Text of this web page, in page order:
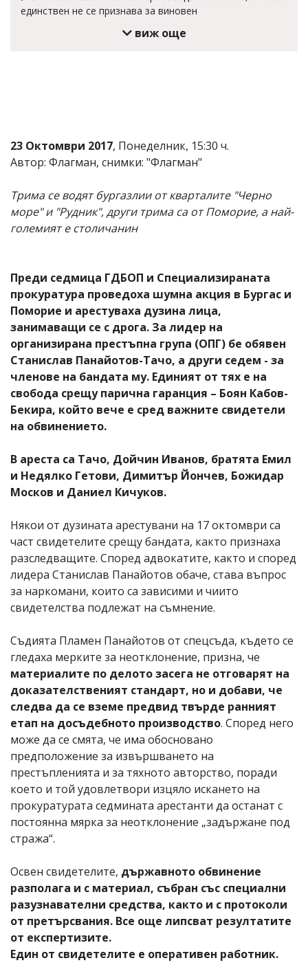
сигнализирайте
единствен не се признава за виновен
виж още
23 Октомври 2017, Понеделник, 15:30 ч.
Автор: Флагман, снимки: "Флагман"
Трима се водят бургазлии от кварталите "Черно
море" и "Рудник", други трима са от Поморие, а най-
големият е столичанин
Преди седмица ГДБОП и Специализираната
прокуратура проведоха шумна акция в Бургас и
Поморие и арестуваха дузина лица,
занимаващи се с дрога. За лидер на
организирана престъпна група (ОПГ) бе обявен
Станислав Панайотов-Тачо, а други седем - за
членове на бандата му. Единият от тях е на
свобода срещу парична гаранция – Боян Кабов-
Бекира, който вече е сред важните свидетели
на обвинението.
В ареста са Тачо, Дойчин Иванов, братята Емил
и Недялко Гетови, Димитър Йончев, Божидар
Москов и Даниел Кичуков.
Някои от дузината арестувани на 17 октомври са
част свидетелите срещу бандата, както признаха
разследващите. Според адвокатите, както и според
лидера Станислав Панайотов обаче, става въпрос
за наркомани, които са зависими и чиито
свидетелства подлежат на съмнение.
Съдията Пламен Панайотов от спецсъда, където се
гледаха мерките за неотклонение, призна, че
материалите по делото засега не отговарят на
доказателственият стандарт, но и добави, че
следва да се вземе предвид твърде ранният
етап на досъдебното производство. Според него
може да се смята, че има обосновано
предположение за извършването на
престъпленията и за тяхното авторство, поради
което и той удовлетвори изцяло искането на
прокуратурата седмината арестанти да останат с
постоянна мярка за неотклонение „задържане под
стража“.
Освен свидетелите, държавното обвинение
разполага и с материал, събран със специални
разузнавателни средства, както и с протоколи
от претърсвания. Все още липсват резултатите
от експертизите.
Един от свидетелите е оперативен работник.